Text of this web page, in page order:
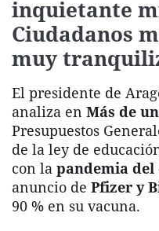
inquietante
Ciudadanos
muy
El presidente de
analiza en Más de
Presupuestos
de la ley de
con la pandemia
anuncio de Pfizer y
90 % en su vacuna.